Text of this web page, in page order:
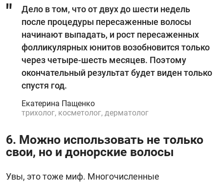
Дело в том, что от двух до шести недель
после процедуры пересаженные волосы
начинают выпадать, и рост пересаженных
фолликулярных юнитов возобновится только
через четыре-шесть месяцев. Поэтому
окончательный результат будет виден только
спустя год.
Екатерина Пащенко
трихолог, косметолог, дерматолог
6. Можно использовать не только
свои, но и донорские волосы
Увы, это тоже миф. Многочисленные